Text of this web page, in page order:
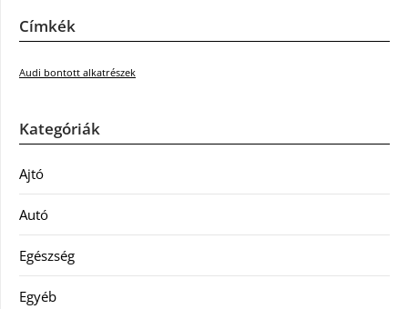
Címkék
Audi bontott alkatrészek
Kategóriák
Ajtó
Autó
Egészség
Egyéb